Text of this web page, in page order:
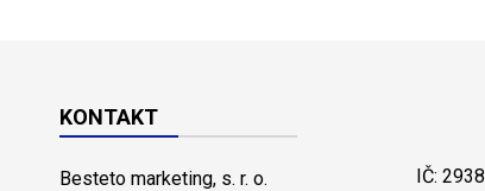
KONTAKT
Besteto marketing, s. r. o.
IČ: